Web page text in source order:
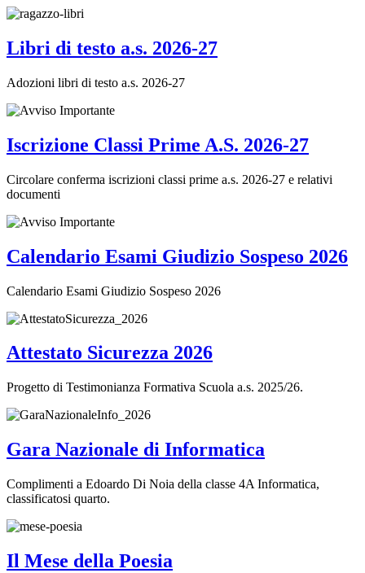
Libri di testo a.s. 2026-27
Adozioni libri di testo a.s. 2026-27
Iscrizione Classi Prime A.S. 2026-27
Circolare conferma iscrizioni classi prime a.s. 2026-27 e relativi
documenti
Calendario Esami Giudizio Sospeso 2026
Calendario Esami Giudizio Sospeso 2026
Attestato Sicurezza 2026
Progetto di Testimonianza Formativa Scuola a.s. 2025/26.
Gara Nazionale di Informatica
Complimenti a Edoardo Di Noia della classe 4A Informatica,
classificatosi quarto.
Il Mese della Poesia